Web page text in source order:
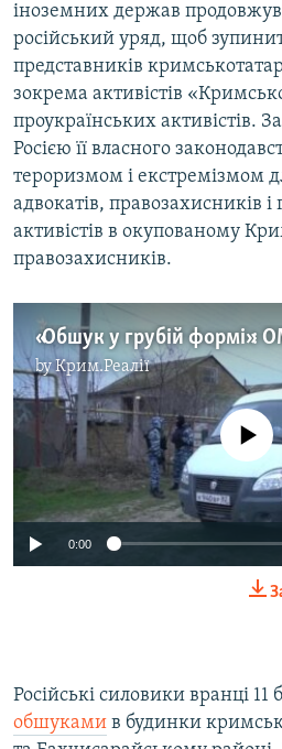
іноземних держав
російський уряд, щоб
представників
зокрема активістів
проукраїнських активістів.
Росією її власного
тероризмом і екстремізмом
адвокатів, правозахисників
активістів в окупованому
правозахисників.
byКрим.Реалії
1080p
No media source
0:00
Російські силовики вранці 11
обшуками в будинки